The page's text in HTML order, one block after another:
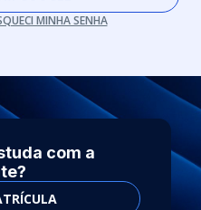
MINHA SENHA
com a